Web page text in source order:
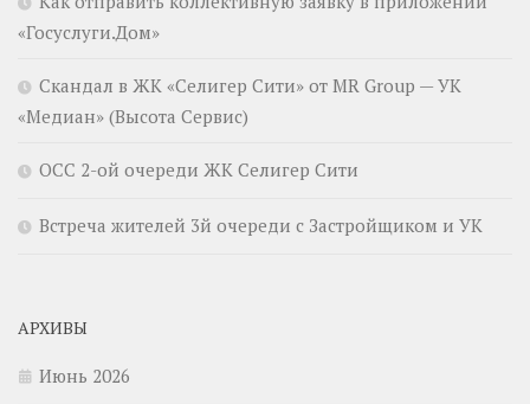
«Госуслуги.Дом»
Скандал в ЖК «Селигер Сити» от MR Group — УК
«Медиан» (Высота Сервис)
ОСС 2-ой очереди ЖК Селигер Сити
Встреча жителей 3й очереди с Застройщиком и УК
АРХИВЫ
Июнь 2026